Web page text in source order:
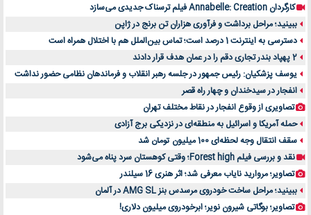
کارگردان Annabelle: Creation فیلم ترسناک جدیدی می‌سازد
ببینید؛ مراحل برداشت و فرآوری هزاران تن برنج در ژاپن
دسترسی به اینترنت 1 درصد است؛ تماس بین‌الملل هم با اختلال همراه است
2 پهپاد بندر تجاری دقم را در عمان هدف قرار دادند
یوسف پزشکیان: رئیس جمهور در جلسه رهبر انقلاب و فرماندهان نظامی حضور نداشت
انفجار در سیدخندان و چهار راه قصر
تصاویری از وقوع انفجار در نقاط مختلف تهران
حمله آمریکا و اسرائیل به منطقه‌ای در نزدیکی برج آزادی
سقف انتقال وجه لحظه‌ای 100 میلیون تومان شد
نقد و بررسی فیلم Forest high؛ وقتی کوهستان سرد پناه می‌شود
تصاویر؛ مروارید نایاب معرفی شد؛ اثر هنری 16 سیلندر
ببینید؛ مراحل ساخت خودروی مرسدس بنز AMG SL در آلمان
تصاویر؛ بوگاتی شیرون نویر؛ ابرخودروی میلیون دلاری!